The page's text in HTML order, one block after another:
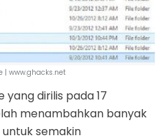
| www.ghacks.net
dirilis pada 17
menambahkan banyak
semakin